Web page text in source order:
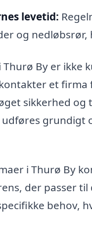
levetid:
og
By er ikke
et
sikkerhed
grundigt
i Thurø By
der passer
behov,